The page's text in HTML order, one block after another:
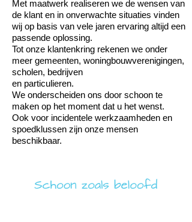
Met maatwerk realiseren we de wensen van
de klant en in onverwachte situaties vinden
wij op basis van vele jaren ervaring altijd een
passende oplossing.
Tot onze klantenkring rekenen we onder
meer gemeenten, woningbouwverenigingen,
scholen, bedrijven
en particulieren.
We onderscheiden ons door schoon te
maken op het moment dat u het wenst.
Ook voor incidentele werkzaamheden en
spoedklussen zijn onze mensen
beschikbaar.